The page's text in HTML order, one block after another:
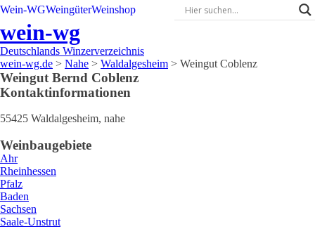
Wein-WGWeingüterWeinshop
wein-wg
Deutschlands Winzerverzeichnis
wein-wg.de > Nahe > Waldalgesheim > Weingut Coblenz
Weingut Bernd Coblenz
Kontaktinformationen
55425 Waldalgesheim, nahe
Weinbaugebiete
Ahr
Rheinhessen
Pfalz
Baden
Sachsen
Saale-Unstrut